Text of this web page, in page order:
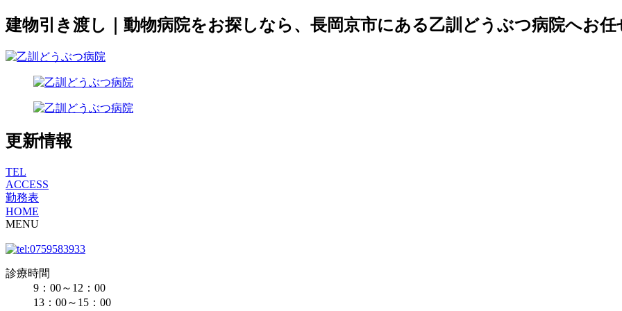
建物引き渡し｜動物病院をお探しなら、長岡京市にある乙訓どうぶつ病院へお任
更新情報
TEL
ACCESS
勤務表
HOME
MENU
診療時間
9：00～12：00
13：00～15：00